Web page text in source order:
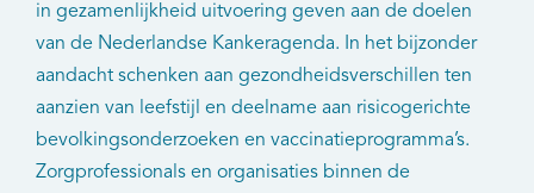
in gezamenlijkheid uitvoering geven aan de doelen
van de Nederlandse Kankeragenda. In het bijzonder
aandacht schenken aan gezondheidsverschillen ten
aanzien van leefstijl en deelname aan risicogerichte
bevolkingsonderzoeken en vaccinatieprogramma’s.
Zorgprofessionals en organisaties binnen de